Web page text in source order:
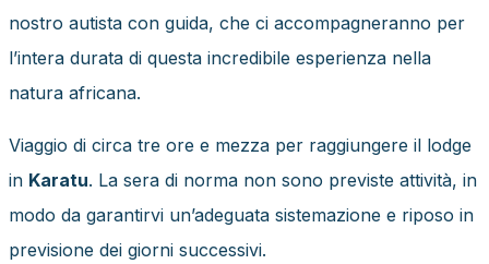
nostro autista con guida, che ci accompagneranno per
l’intera durata di questa incredibile esperienza nella
natura africana.
Viaggio di circa tre ore e mezza per raggiungere il lodge
in Karatu. La sera di norma non sono previste attività, in
modo da garantirvi un’adeguata sistemazione e riposo in
previsione dei giorni successivi.